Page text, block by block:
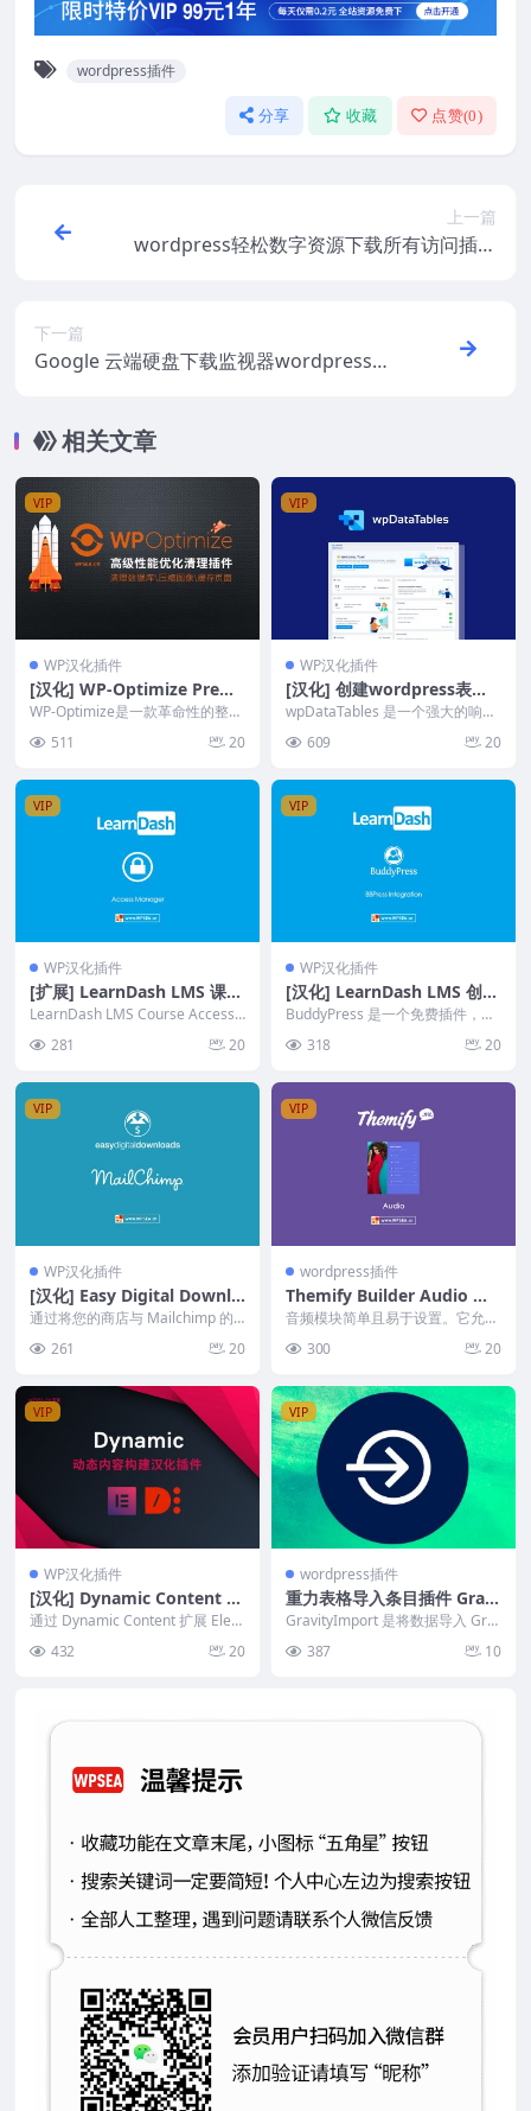
wordpress插件
分享 收藏 点赞(0)
上一篇
wordpress轻松数字资源下载所有访问插件
下一篇
Google 云端硬盘下载监视器wordpress插
相关文章
VIP
WP汉化插件
[汉化] WP-Optimize Premi
um 高级性能优化清理插件 v
4.2.2
WP-Optimize是一款革命性的整体
库，压缩图片...
511 20
VIP
WP汉化插件
[汉化] 创建wordpress表格
图表管理器插件 wpDataTab
les v7.3
wpDataTables 是一个强大的响应
器，采用...
609 20
VIP
WP汉化插件
[扩展] LearnDash LMS 课程
访问管理器 Course Access
Manager v1.0.0
LearnDash LMS Course Access
281 20
VIP
WP汉化插件
[汉化] LearnDash LMS 创建
社区 BuddyPress v1.2.9
BuddyPress 是一个免费插件，允
许您将在线配置文件、用户组、私
人消息功能...
318 20
VIP
WP汉化插件
[汉化] Easy Digital Downlo
ads 邮件集成 MailChimp v
通过将您的商店与 Mailchimp 的
众。 注：将...
261 20
VIP
wordpress插件
Themify Builder Audio 音
频模块 v3.0.1
音频模块简单且易于设置。它允许
器中的任何列中。此模...
300 20
VIP
WP汉化插件
[汉化] Dynamic Content fo
r Elementor 动态内容构建
插件 v2.9.0
通过 Dynamic Content 扩展 Elem
432 20
VIP
wordpress插件
重力表格导入条目插件 Gravi
tyView v2.43
GravityImport 是将数据导入 Gra
387 10